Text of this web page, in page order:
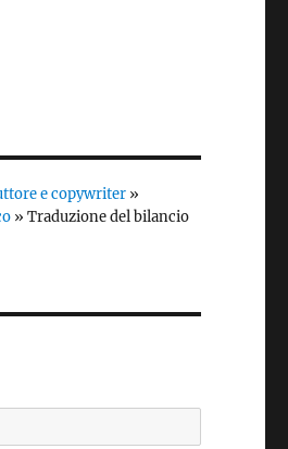
e copywriter»
» Traduzione del bilancio